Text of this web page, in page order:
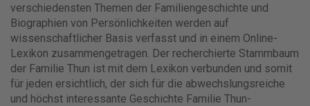
verschiedensten Themen der Familiengeschichte und
Biographien von Persönlichkeiten werden auf
wissenschaftlicher Basis verfasst und in einem Online-
Lexikon zusammengetragen. Der recherchierte Stammbaum
der Familie Thun ist mit dem Lexikon verbunden und somit
für jeden ersichtlich, der sich für die abwechslungsreiche
und höchst interessante Geschichte Familie Thun-